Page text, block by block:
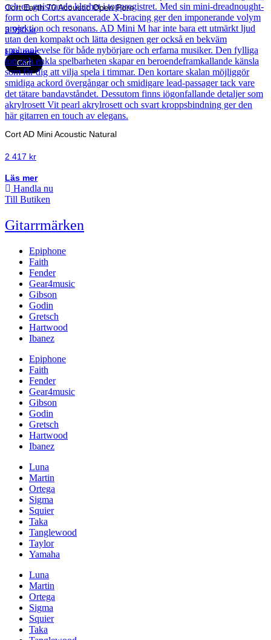
Cort Earth 70 Acoustic Open Pore
3 990kr
Läs mer
Cort
Cort AD Mini Acoustic Natural
2 417 kr
Läs mer
Handla nu
Till Butiken
Gitarrmärken
Epiphone
Faith
Fender
Gear4music
Gibson
Godin
Gretsch
Hartwood
Ibanez
Epiphone
Faith
Fender
Gear4music
Gibson
Godin
Gretsch
Hartwood
Ibanez
Luna
Martin
Ortega
Sigma
Squier
Taka
Tanglewood
Taylor
Yamaha
Luna
Martin
Ortega
Sigma
Squier
Taka